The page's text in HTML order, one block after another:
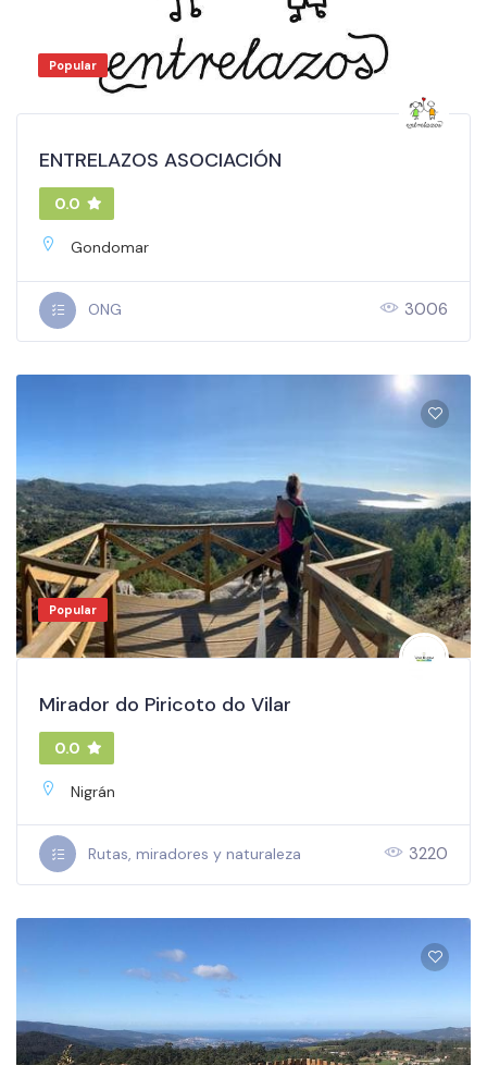
Popular
ENTRELAZOS ASOCIACIÓN
0.0
Gondomar
ONG 3006
Popular
Mirador do Piricoto do Vilar
0.0
Nigrán
Rutas, miradores y naturaleza 3220